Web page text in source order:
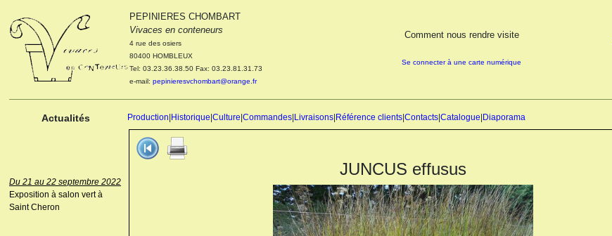
PEPINIERES CHOMBART
Vivaces en conteneurs
4 rue des osiers
80400 HOMBLEUX
Tel: 03.23.36.38.50 Fax: 03.23.81.31.73
e-mail: pepinieresvchombart@orange.fr
Comment nous rendre visite
Se connecter à une carte numérique
Actualités Production Historique Culture Commandes Livraisons Référence clients Contacts Catalogue Diaporama
Le 04 et 05 octobre 2022
Portes ouvertes de la
pépinière : Visite des
cultures, découverte des
nouveautés. Le rendez-vous
octobre 2022. Le mercredi 05
octobre 2022.
Du 21 au 22 septembre 2022
Exposition à salon vert à
Saint Cheron
JUNCUS effusus